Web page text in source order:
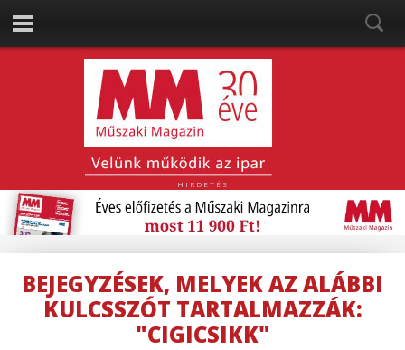
HIRDETÉS
BEJEGYZÉSEK, MELYEK AZ ALÁBBI
KULCSSZÓT TARTALMAZZÁK:
"CIGICSIKK"